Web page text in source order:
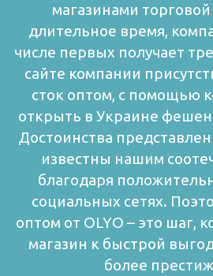
магазинами
длительное время,
числе первых получает
сайте компании
сток оптом, с помощью
открыть в Украине
Достоинства
известны нашим
благодаря
социальных сетях.
оптом от OLYО – это шаг,
магазин к быстрой
более